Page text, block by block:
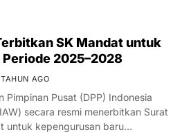
SK Mandat untuk
2025–2028
TAHUN AGO
Pimpinan Pusat (DPP) Indonesia
secara resmi menerbitkan Surat
untuk kepengurusan baru…